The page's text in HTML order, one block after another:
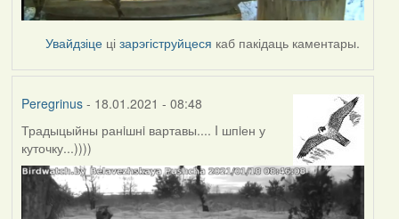
Увайдзіце цізарэгіструйцеся каб пакідаць каментары.
Peregrinus- 18.01.2021 - 08:48
Традыцыйны ранiшнi вартавы.... I шпiен у
куточку...))))